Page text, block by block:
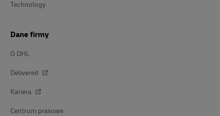
Technology
Dane firmy
O DHL
Delivered
Kariera
Centrum prasowe